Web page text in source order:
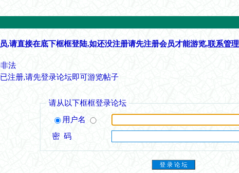
,请直接在底下框框登陆,如还没注册请先注册会员才能游览,联系管理
法
注册,请先登录论坛即可游览帖子
请从以下框框登录论坛
用户名
密 码